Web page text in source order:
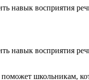
навык восприятия
навык восприятия
школьникам,